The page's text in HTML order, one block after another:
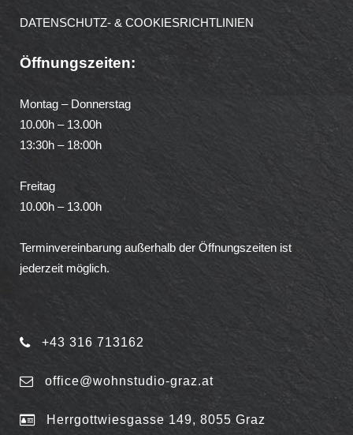
DATENSCHUTZ- & COOKIESRICHTLINIEN
Öffnungszeiten:
Montag – Donnerstag
10.00h – 13.00h
13:30h – 18:00h
Freitag
10.00h – 13.00h
Terminvereinbarung außerhalb der Öffnungszeiten ist
jederzeit möglich.
+43 316 713162
office@wohnstudio-graz.at
Herrgottwiesgasse 149, 8055 Graz